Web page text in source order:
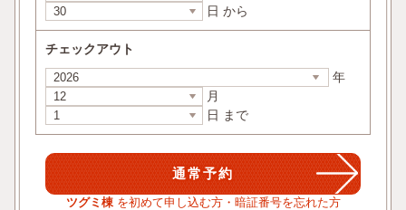
日 から
チェックアウト
年
月
日 まで
ツグミ棟 を初めて申し込む方・暗証番号を忘れた方